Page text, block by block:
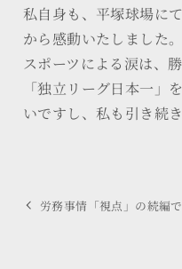
私自身も、平塚球場に
から感動いたしました。
スポーツによる涙は、
「独立リーグ日本一」
いですし、私も引き続
労務事情「視点」の続編